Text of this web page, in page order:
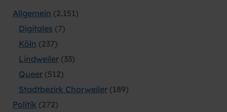
Allgemein (2.151)
Digitales (7)
Köln (237)
Lindweiler(33)
Queer(512)
Stadtbezirk Chorweiler(189)
Politik (272)